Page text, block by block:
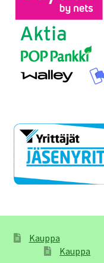
Kauppa
Kauppa